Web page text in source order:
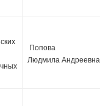
Попова
Людмила Андреевна